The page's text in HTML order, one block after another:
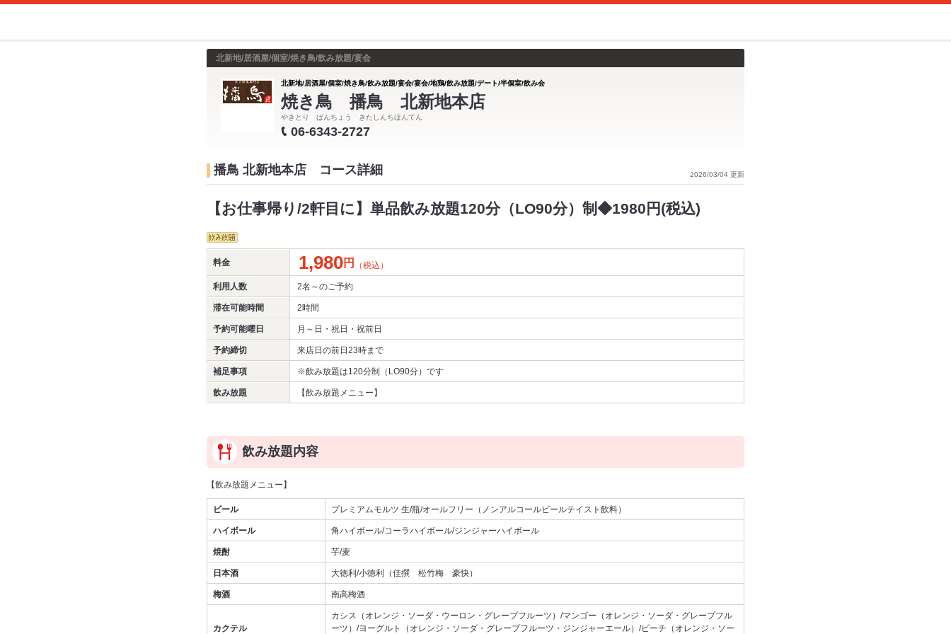
北新地/居酒屋/個室/焼き鳥/飲み放題/宴会
北新地/居酒屋/個室/焼き鳥/飲み放題/宴会/宴会/地鶏/飲み放題/デート/半個室/飲み会
焼き鳥 播鳥 北新地本店
やきとり ばんちょう きたしんちほんてん
06-6343-2727
2026/03/04 更新
播鳥 北新地本店 コース詳細
【お仕事帰り/2軒目に】単品飲み放題120分（LO90分）制◆1980円(税込)
料金 1,980円 （税込）
利用人数 2名～のご予約
滞在可能時間 2時間
予約可能曜日 月～日・祝日・祝前日
予約締切 来店日の前日23時まで
補足事項 ※飲み放題は120分制（LO90分）です
飲み放題 【飲み放題メニュー】
飲み放題内容
【飲み放題メニュー】
ビール プレミアムモルツ 生/瓶/オールフリー（ノンアルコールビールテイスト飲料）
ハイボール 角ハイボール/コーラハイボール/ジンジャーハイボール
焼酎 芋/麦
日本酒 大徳利/小徳利（佳撰 松竹梅 豪快）
梅酒 南高梅酒
カクテル
カシス（オレンジ・ソーダ・ウーロン・グレープフルーツ）/マンゴー（オレンジ・ソーダ・グレープフル
ーツ）/ヨーグルト（オレンジ・ソーダ・グレープフルーツ・ジンジャーエール）/ピーチ（オレンジ・ソー